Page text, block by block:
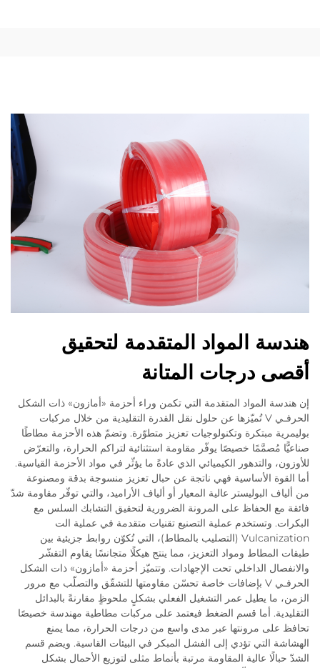
هندسة المواد المتقدمة لتحقيق
أقصى درجات المتانة
إن هندسة المواد المتقدمة التي تكمن وراء أحزمة «أمازون» ذات الشكل
الحرفـي V تُميّزها عن حلول نقل القدرة التقليدية من خلال مركبات
بوليمرية مبتكرة وتكنولوجيات تعزيز متطوّرة. وتضمّ هذه الأحزمة مطاطًا
صناعيًّا مُصمَّمًا خصيصًا يوفّر مقاومة استثنائية لتراكم الحرارة، والتعرّض
للأوزون، والتدهور الكيميائي الذي عادةً ما يؤثّر في مواد الأحزمة القياسية.
أما القوة الأساسية فهي ناتجة عن حبال تعزيز منسوجة بدقة ومصنوعة
من ألياف البوليستر عالية المعيار أو ألياف الأراميد، والتي توفّر مقاومة شدّ
فائقة مع الحفاظ على المرونة الضرورية لتحقيق التشابك السلس مع
البكرات. وتستخدم عملية التصنيع تقنيات متقدمة في عملية الت
Vulcanization (التصليب بالمطاط)، التي تُكوّن روابط جزيئية بين
طبقات المطاط ومواد التعزيز، مما ينتج هيكلًا متجانسًا يقاوم التقشّر
والانفصال الداخلي تحت الإجهادات. وتتميّز أحزمة «أمازون» ذات الشكل
الحرفـي V بإضافات خاصة تحسّن مقاومتها للتشقّق والتصلّب مع مرور
الزمن، ما يطيل عمر التشغيل الفعلي بشكلٍ ملحوظٍ مقارنةً بالبدائل
التقليدية. أما قسم الضغط فيعتمد على مركبات مطاطية مهندسة خصيصًا
تحافظ على مرونتها عبر مدى واسع من درجات الحرارة، مما يمنع
الهشاشة التي تؤدي إلى الفشل المبكر في البيئات القاسية. ويضم قسم
الشدّ حبالًا عالية المقاومة مرتبة بأنماط مثلى لتوزيع الأحمال بشكل